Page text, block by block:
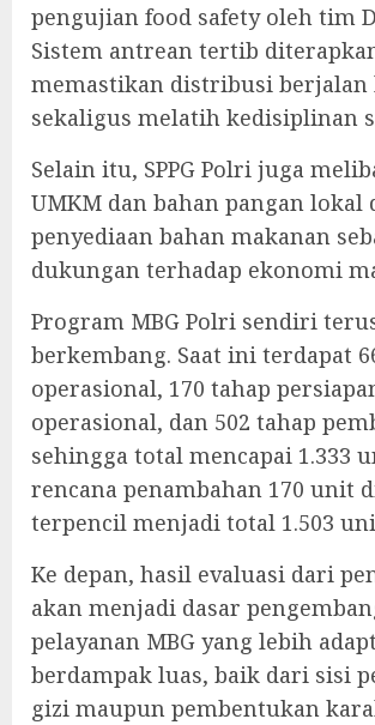
pengujian food safety oleh tim
Sistem antrean tertib
memastikan distribusi berjalan
sekaligus melatih kedisiplinan
Selain itu, SPPG Polri juga
UMKM dan bahan pangan lokal
penyediaan bahan makanan
dukungan terhadap ekonomi
Program MBG Polri sendiri
berkembang. Saat ini terdapat
operasional, 170 tahap
operasional, dan 502 tahap
sehingga total mencapai 1.333
rencana penambahan 170 unit
terpencil menjadi total 1.503
Ke depan, hasil evaluasi dari
akan menjadi dasar
pelayanan MBG yang lebih
berdampak luas, baik dari sisi
gizi maupun pembentukan